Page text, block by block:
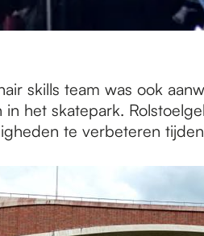
skills team was ook
in het skatepark.
te verbeteren